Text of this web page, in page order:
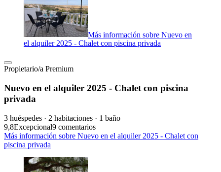
Más información sobre Nuevo en
el alquiler 2025 - Chalet con piscina privada
Propietario/a Premium
Nuevo en el alquiler 2025 - Chalet con piscina
privada
3 huéspedes · 2 habitaciones · 1 baño
9,8Excepcional9 comentarios
Más información sobre Nuevo en el alquiler 2025 - Chalet con
piscina privada